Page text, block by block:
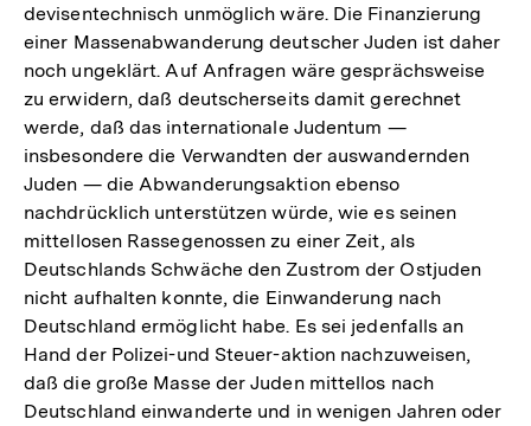
devisentechnisch unmöglich wäre. Die Finanzierung
einer Massenabwanderung deutscher Juden ist daher
noch ungeklärt. Auf Anfragen wäre gesprächsweise
zu erwidern, daß deutscherseits damit gerechnet
werde, daß das internationale Judentum —
insbesondere die Verwandten der auswandernden
Juden — die Abwanderungsaktion ebenso
nachdrücklich unterstützen würde, wie es seinen
mittellosen Rassegenossen zu einer Zeit, als
Deutschlands Schwäche den Zustrom der Ostjuden
nicht aufhalten konnte, die Einwanderung nach
Deutschland ermöglicht habe. Es sei jedenfalls an
Hand der Polizei-und Steuer-aktion nachzuweisen,
daß die große Masse der Juden mittellos nach
Deutschland einwanderte und in wenigen Jahren oder